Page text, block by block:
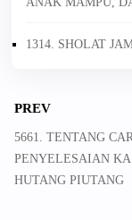
1314. SHOLAT
PREV
5661. TENTANG
PENYELESAIAN
HUTANG PIUTANG